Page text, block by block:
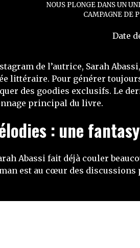
NOUS PLONGE DANS UN
CAMPAGNE DE
de l’autrice, Sarah
littéraire. Pour générer
des goodies exclusifs. Le
principal du livre.
: une
Abassi fait déjà couler
est au cœur des